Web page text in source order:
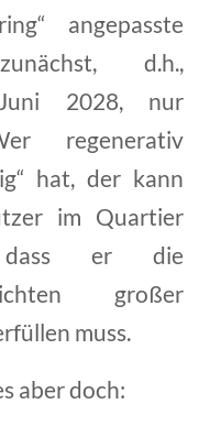
angepasste
d.h.,
2028, nur
regenerativ
hat, der kann
im Quartier
dass er die
großer
muss.
aber doch: